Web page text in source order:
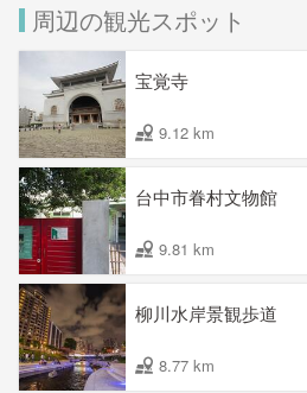
周辺の観光スポット
宝覚寺
9.12 km
台中市眷村文物館
9.81 km
柳川水岸景観歩道
8.77 km